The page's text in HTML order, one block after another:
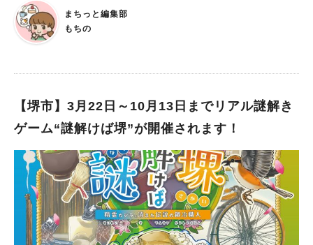
の秘宝」 日程：2025年４月５日（土）～6月1日（日） 受付時
間：9：30～16：00 所要時間：約1～2時間 受付：浜寺公園管理
事務所 参加費：500円 持ち物：スマートフォン 謎解きイベント
もの。 スマートフォンを使っての謎解きなので、モバイルバッ
中に万が一、事件、事故、盗難などが起こった場合は、自己責任
になります。また、器物損壊などで発生した損害については、参
加者個人の責任となります。納得した上で参加しましょう。 SN
S等で謎解きの解答の公開はやめましょう。 ルールを守って、
安全に参加したいですね。 ■非日常的な体験で達成感を感じよ
う！ 普通に生活していたら、“ナゾ”に出会うことはなかなかない
かもしれません。 浜寺公園ならではの謎解きで、非日常的な没
まちっと編集部
もちの
【堺市】3月22日～10月13日までリアル謎解き
ゲーム“謎解けば堺”が開催されます！